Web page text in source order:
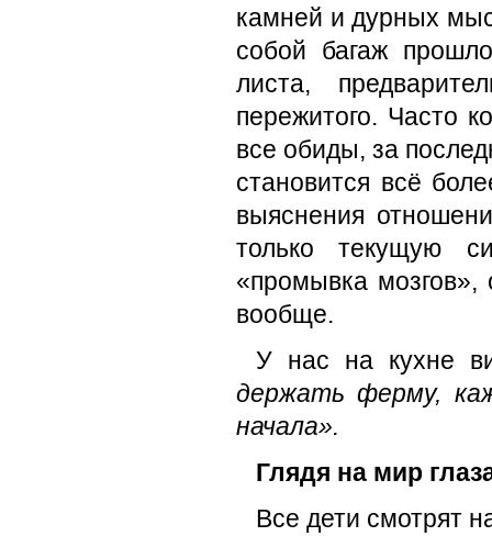
камней и дурных
собой багаж
листа,
пережитого. Часто
все обиды, за
становится всё
выяснения
только текущую
«промывка
вообще.
У нас на кухне
держать ферму,
начала».
Глядя на мир
Все дети смотрят